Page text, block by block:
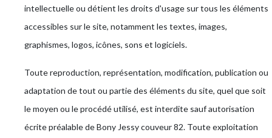
intellectuelle ou détient les droits d'usage sur tous les éléments
accessibles sur le site, notamment les textes, images,
graphismes, logos, icônes, sons et logiciels.
Toute reproduction, représentation, modification, publication ou
adaptation de tout ou partie des éléments du site, quel que soit
le moyen ou le procédé utilisé, est interdite sauf autorisation
écrite préalable de Bony Jessy couveur 82. Toute exploitation